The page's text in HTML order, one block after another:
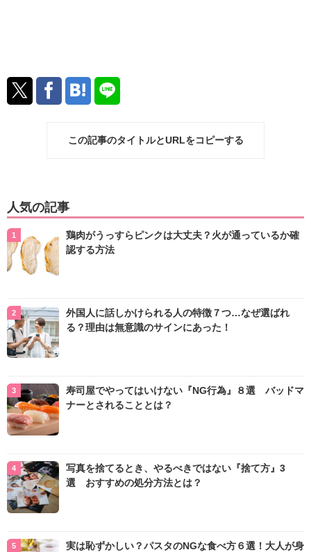
この記事のタイトルとURLをコピーする
人気の記事
鶏肉がうっすらピンクは大丈夫？火が通っているか確
認する方法
外国人に話しかけられる人の特徴７つ…なぜ選ばれ
る？理由は無意識のサインにあった！
寿司屋でやってはいけない『NG行為』８選 バッドマ
ナーとされることとは？
写真を捨てるとき、やるべきではない『捨て方』3
選 おすすめの処分方法とは？
実は恥ずかしい？パスタのNGな食べ方６選！大人が身